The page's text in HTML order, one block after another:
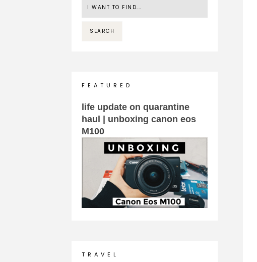
F E A T U R E D
life update on quarantine
haul | unboxing canon eos
M100
T R A V E L